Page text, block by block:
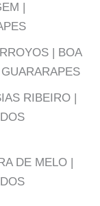
|
| BOA
RIBEIRO |
DE MELO |